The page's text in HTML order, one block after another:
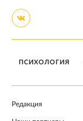
ПСИХОЛОГИЯ
Редакция